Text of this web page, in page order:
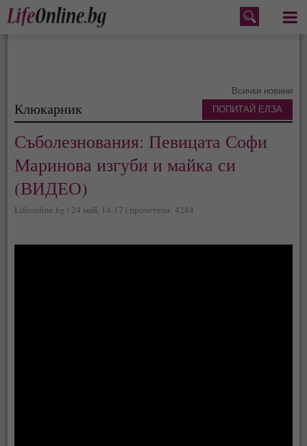
Меню
Всички новини
Клюкарник
Съболезнования: Певицата Софи
Маринова изгуби и майка си
(ВИДЕО)
Lifeonline.bg | 24 май, 14:17 | прочетена: 4284
ПОПИТАЙ ЕЛЗА